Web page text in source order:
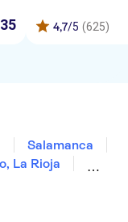
35 4,7/5 (625)
Salamanca
La Rioja